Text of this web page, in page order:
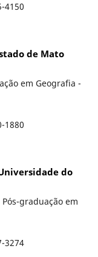
4150
de Mato
em Geografia -
1880
do
graduação em
3274